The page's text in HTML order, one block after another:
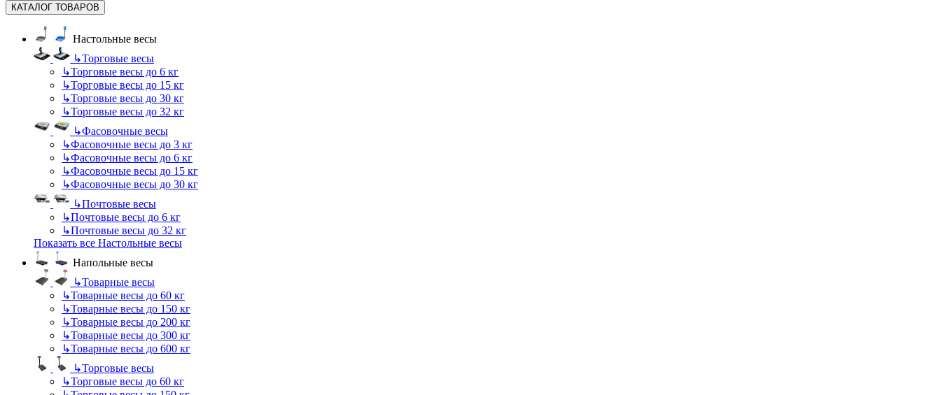
КАТАЛОГ ТОВАРОВ
Настольные весы
↳Торговые весы
↳Торговые весы до 6 кг
↳Торговые весы до 15 кг
↳Торговые весы до 30 кг
↳Торговые весы до 32 кг
↳Фасовочные весы
↳Фасовочные весы до 3 кг
↳Фасовочные весы до 6 кг
↳Фасовочные весы до 15 кг
↳Фасовочные весы до 30 кг
↳Почтовые весы
↳Почтовые весы до 6 кг
↳Почтовые весы до 32 кг
Показать все Настольные весы
Напольные весы
↳Товарные весы
↳Товарные весы до 60 кг
↳Товарные весы до 150 кг
↳Товарные весы до 200 кг
↳Товарные весы до 300 кг
↳Товарные весы до 600 кг
↳Торговые весы
↳Торговые весы до 60 кг